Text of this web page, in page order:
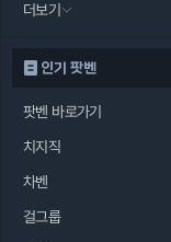
더보기
인기 팟벤
팟벤 바로가기
치지직
차벤
걸그룹